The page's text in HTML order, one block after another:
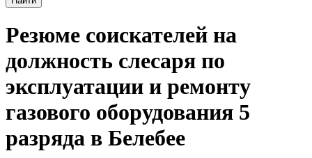
Резюме соискателей на
должность слесаря по
эксплуатации и ремонту
газового оборудования 5
разряда в Белебее